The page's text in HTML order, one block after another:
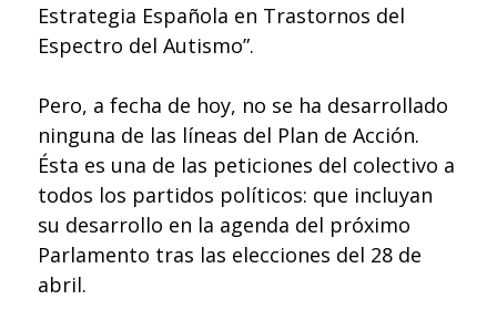
Estrategia Española en Trastornos del
Espectro del Autismo”.
Pero, a fecha de hoy, no se ha desarrollado
ninguna de las líneas del Plan de Acción.
Ésta es una de las peticiones del colectivo a
todos los partidos políticos: que incluyan
su desarrollo en la agenda del próximo
Parlamento tras las elecciones del 28 de
abril.